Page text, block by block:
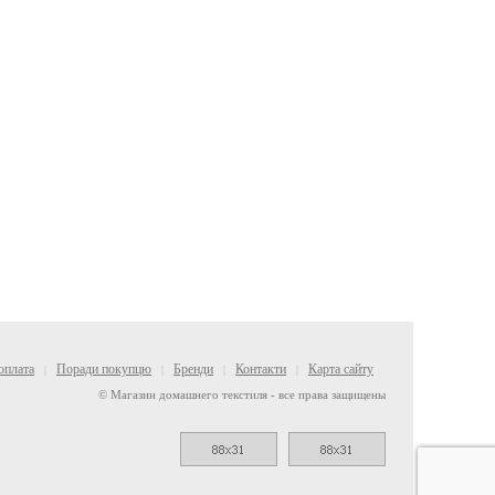
Поради покупцю Бренди Контакти Карта сайту
© Магазин домашнего текстиля - все права защищены